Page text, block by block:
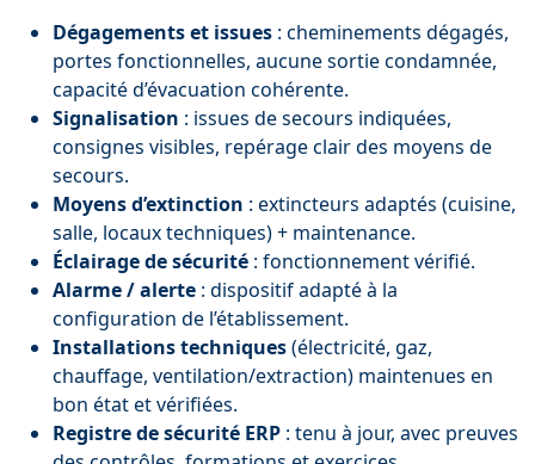
Dégagements et issues : cheminements dégagés,
portes fonctionnelles, aucune sortie condamnée,
capacité d’évacuation cohérente.
Signalisation : issues de secours indiquées,
consignes visibles, repérage clair des moyens de
secours.
Moyens d’extinction : extincteurs adaptés (cuisine,
salle, locaux techniques) + maintenance.
Éclairage de sécurité : fonctionnement vérifié.
Alarme / alerte : dispositif adapté à la
configuration de l’établissement.
Installations techniques(électricité, gaz,
chauffage, ventilation/extraction) maintenues en
bon état et vérifiées.
Registre de sécurité ERP : tenu à jour, avec preuves